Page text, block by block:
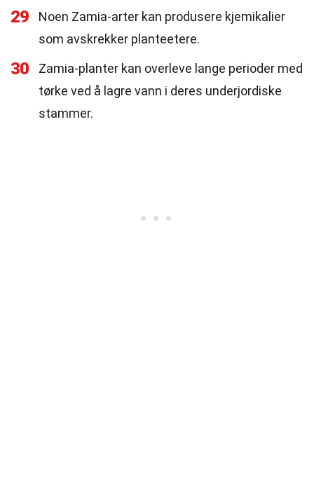
29
Noen Zamia-arter kan produsere kjemikalier
som avskrekker planteetere.
30
Zamia-planter kan overleve lange perioder med
tørke ved å lagre vann i deres underjordiske
stammer.